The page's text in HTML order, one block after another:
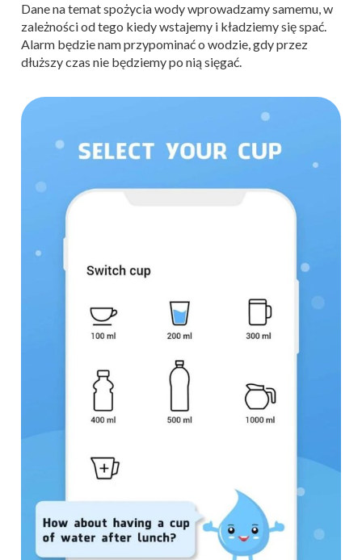
Dane na temat spożycia wody wprowadzamy samemu, w
zależności od tego kiedy wstajemy i kładziemy się spać.
Alarm będzie nam przypominać o wodzie, gdy przez
dłuższy czas nie będziemy po nią sięgać.